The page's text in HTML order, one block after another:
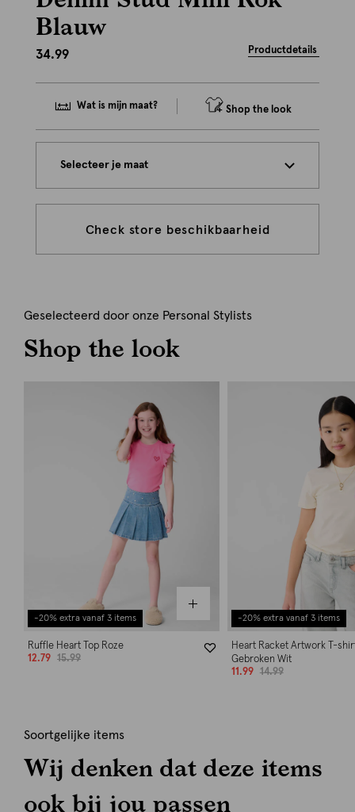
Blauw
34.99 Productdetails
Wat is mijn maat? Shop the look
Selecteer je maat
Check store beschikbaarheid
Geselecteerd door onze Personal Stylists
Shop the look
-20% extra vanaf 3 items
Ruffle Heart Top Roze
12.79
15.99
-20% extra vanaf 3 items
Heart Racket Artwork T-
Gebroken Wit
11.99
14.99
Soortgelijke items
Wij denken dat deze items
ook bij jou passen